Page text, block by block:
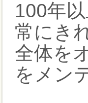
100年
常にき
全体を
をメン